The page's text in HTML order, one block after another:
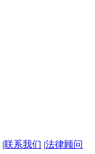
联系我们 法律顾问